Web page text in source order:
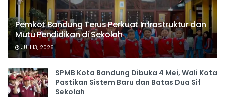
Pemkot Bandung Terus Perkuat Infrastruktur dan
Mutu Pendidikan di Sekolah
JULI 13, 2026
SPMB Kota Bandung Dibuka 4 Mei, Wali Kota
Pastikan Sistem Baru dan Batas Dua Sif
Sekolah